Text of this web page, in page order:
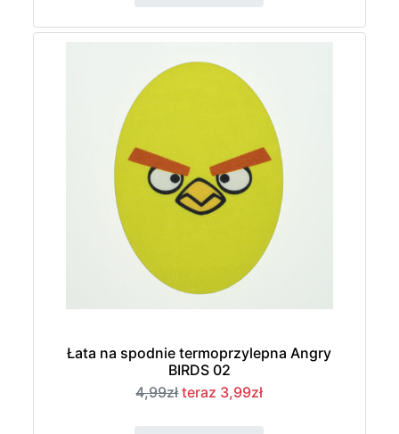
Łata na spodnie termoprzylepna Angry
BIRDS 02
4,99zł teraz 3,99zł